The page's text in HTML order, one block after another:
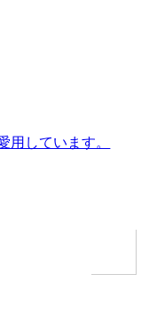
用しています。